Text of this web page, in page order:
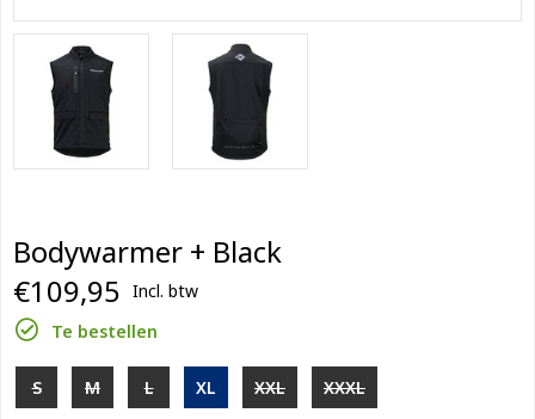
Bodywarmer + Black
€109,95 Incl. btw
Te bestellen
S M L XL XXL XXXL